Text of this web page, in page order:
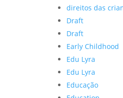
direitos das
Draft
Draft
Early Childhood
Edu Lyra
Edu Lyra
Educação